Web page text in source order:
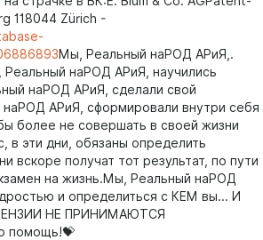
118044 Zürich -
Мы, Реальный наРОД АРиЯ,.
наРОД АРиЯ, научились
наРОД АРиЯ, сделали свой
АРиЯ, сформировали внутри себя
более не совершать в своей жизни
в эти дни, обязаны определить
вскоре получат тот результат, по пути
на жизнь.Мы, Реальный наРОД
и определиться с КЕМ вы... И
НЕ ПРИНИМАЮТСЯ
помощь!💝